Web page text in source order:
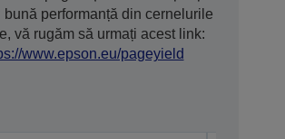
bună performanță din cernelurile
vă rugăm să urmați acest link:
www.epson.eu/pageyield